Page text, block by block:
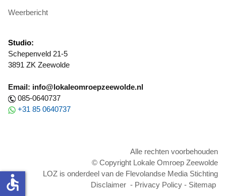
Weerbericht
Studio:
Schepenveld 21-5
3891 ZK Zeewolde
Email: info@lokaleomroepzeewolde.nl
085-0640737
+31 85 0640737
Alle rechten voorbehouden
© Copyright Lokale Omroep Zeewolde
LOZ is onderdeel van de Flevolandse Media Stichting
Disclaimer - Privacy Policy - Sitemap
accessible